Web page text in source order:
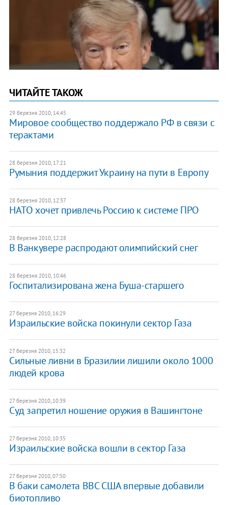
ЧИТАЙТЕ ТАКОЖ
29 березня 2010, 14:45
Мировое сообщество поддержало РФ в связи с
терактами
28 березня 2010, 17:21
Румыния поддержит Украину на пути в Европу
28 березня 2010, 12:37
НАТО хочет привлечь Россию к системе ПРО
28 березня 2010, 12:28
В Ванкувере распродают олимпийский снег
28 березня 2010, 10:46
Госпитализирована жена Буша-старшего
27 березня 2010, 16:29
Израильские войска покинули сектор Газа
27 березня 2010, 15:32
Сильные ливни в Бразилии лишили около 1000
людей крова
27 березня 2010, 10:39
Суд запретил ношение оружия в Вашингтоне
27 березня 2010, 10:35
Израильские войска вошли в сектор Газа
27 березня 2010, 07:50
В баки самолета ВВС США впервые добавили
биотопливо